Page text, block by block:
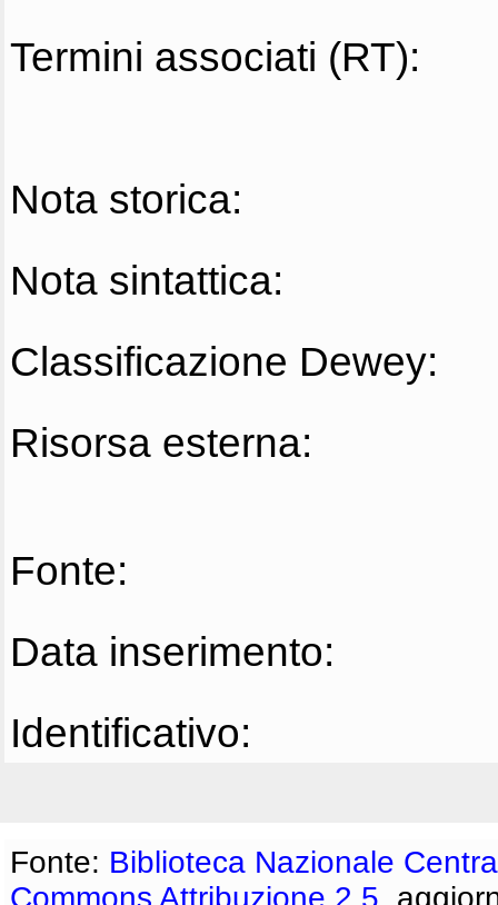
Termini associati (RT):
Nota storica:
Nota sintattica:
Classificazione Dewey:
Risorsa esterna:
Fonte:
Data inserimento:
Identificativo:
Fonte: Biblioteca Nazionale
Commons Attribuzione 2.5 ,